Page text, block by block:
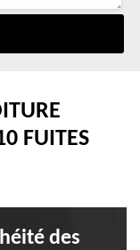
FUITES
des